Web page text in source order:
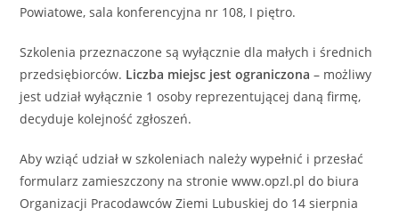
Powiatowe, sala konferencyjna nr 108, I piętro.
Szkolenia przeznaczone są wyłącznie dla małych i średnich
przedsiębiorców. Liczba miejsc jest ograniczona – możliwy
jest udział wyłącznie 1 osoby reprezentującej daną firmę,
decyduje kolejność zgłoszeń.
Aby wziąć udział w szkoleniach należy wypełnić i przesłać
formularz zamieszczony na stronie www.opzl.pl do biura
Organizacji Pracodawców Ziemi Lubuskiej do 14 sierpnia